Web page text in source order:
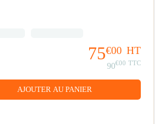
75€00 HT
90€00 TTC
AJOUTER AU PANIER